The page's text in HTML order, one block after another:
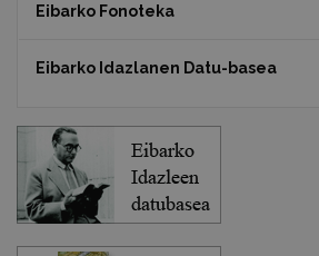
Eibarko Fonoteka
Eibarko Idazlanen Datu-basea